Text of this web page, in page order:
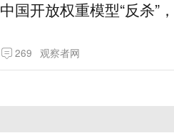
中国开放权重模型“反杀”
269 观察者网